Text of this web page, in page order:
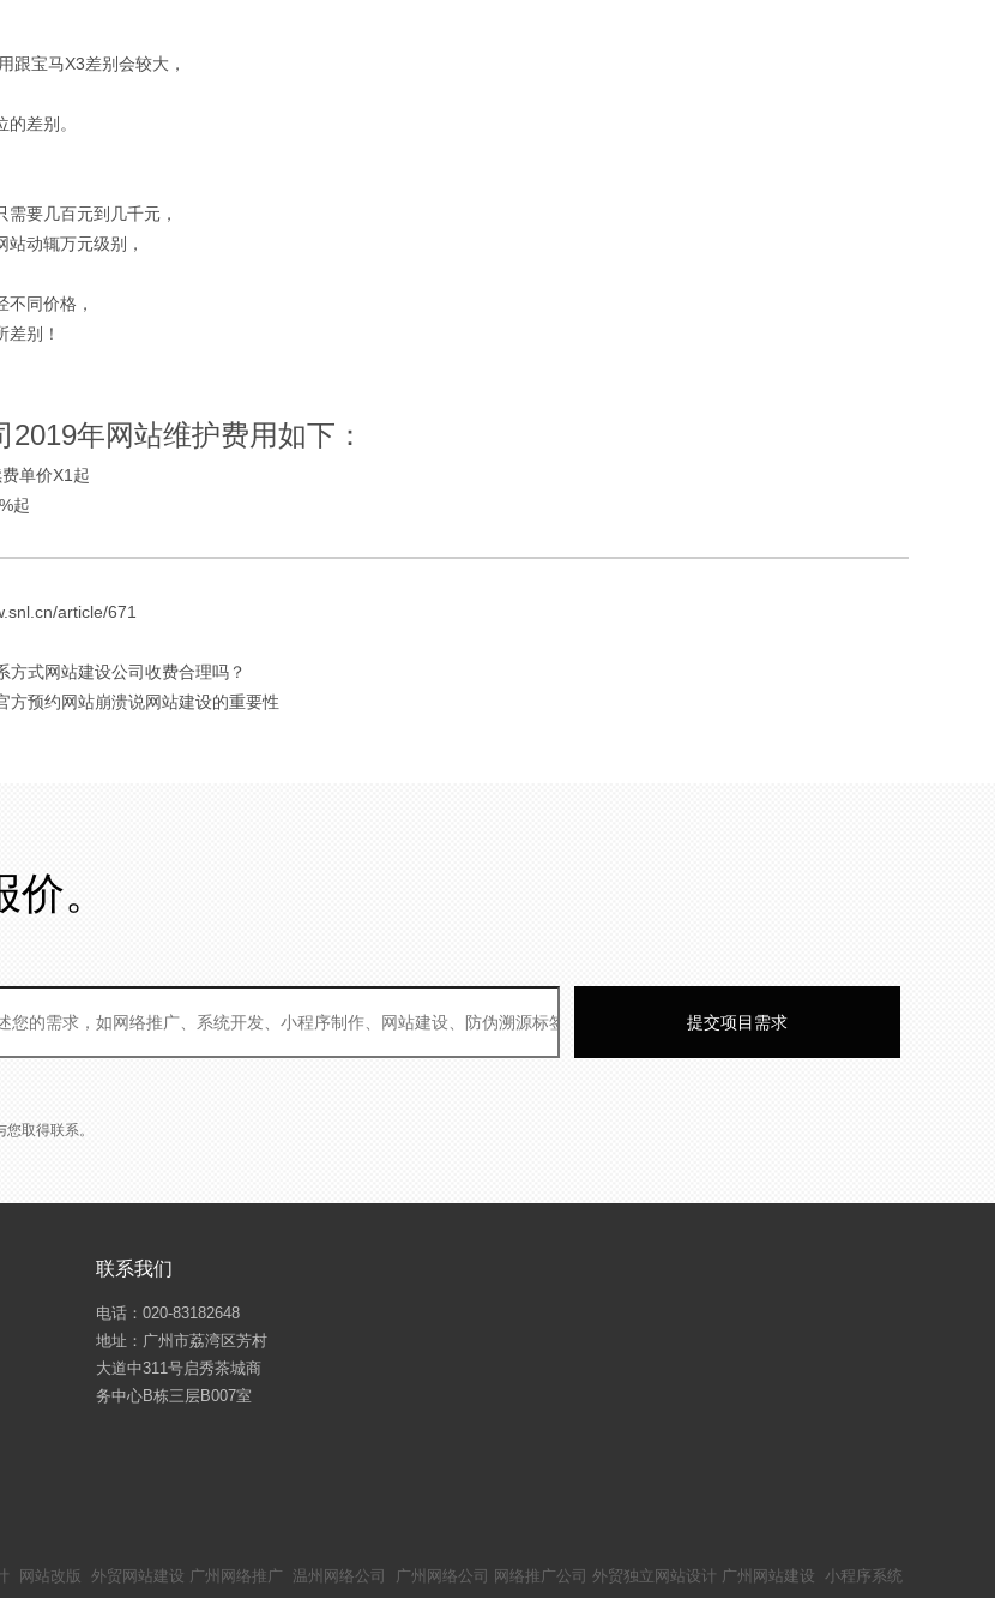
跟宝马X3差别会较大，
差别。
要几百元到几千元，
动辄万元级别，
不同价格，
差别！
2019年网站维护费用如下：
单价X1起
起
article/671
方式网站建设公司收费合理吗？
方预约网站崩溃说网站建设的重要性
。
取得联系。
联系我们
电话：020-83182648
地址：广州市荔湾区芳村
大道中311号启秀茶城商
务中心B栋三层B007室
网站改版 外贸网站建设 广州网络推广 温州网络公司 广州网络公司 网络推广公司 外贸独立网站设计 广州网站建设 小程序系统